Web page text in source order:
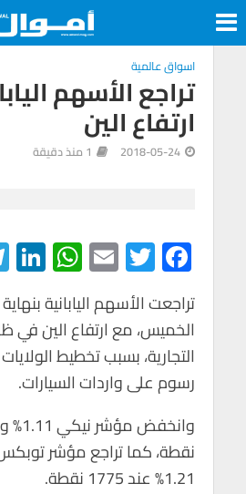
اسواق عالمية
تراجع الأسهم
ارتفاع الين
2018-05-24 1 منذ دقيقة
F
ac
e
b
o
o
k
T
wi
tt
er
E
m
ail
W
h
at
s
A
p
p
n
n
تراجعت الأسهم اليابانية
الخميس، مع ارتفاع الين في
التجارية، بسبب تخطيط
رسوم على واردات السيارات.
نقطة، كما تراجع مؤشر
1.21% عند 1775 نقطة.